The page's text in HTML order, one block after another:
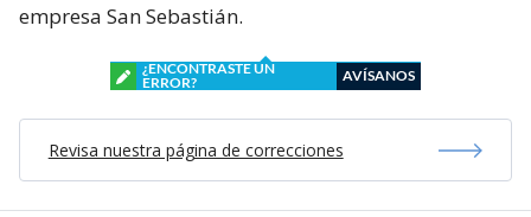
empresa San Sebastián.
¿ENCONTRASTE UN
ERROR?
AVÍSANOS
Revisa nuestra página de correcciones